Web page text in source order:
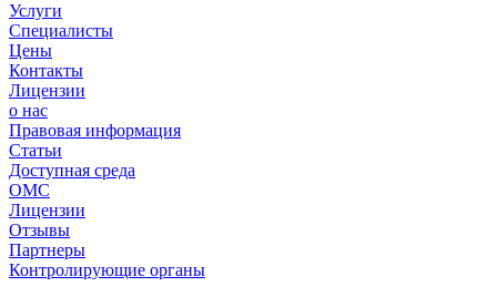
Услуги
Специалисты
Цены
Контакты
Лицензии
о нас
Правовая информация
Статьи
Доступная среда
ОМС
Лицензии
Отзывы
Партнеры
Контролирующие органы